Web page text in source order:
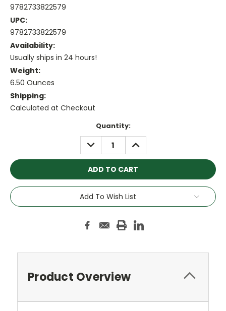
9782733822579
UPC:
9782733822579
Availability:
Usually ships in 24 hours!
Weight:
6.50 Ounces
Shipping:
Calculated at Checkout
Quantity:
DECREASE
QUANTITY:
INCREASE
QUANTITY:
Add To Wish List
Product Overview